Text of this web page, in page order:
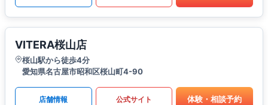
VITERA桜山店
桜山駅から徒歩4分
愛知県名古屋市昭和区桜山町4-90
店舗情報 公式サイト 体験・相談予約